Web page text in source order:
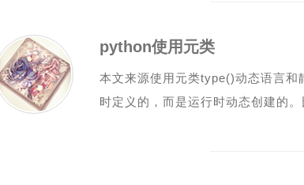
python使用元类
本文来源使用元类type()动态语言和
时定义的，而是运行时动态创建的